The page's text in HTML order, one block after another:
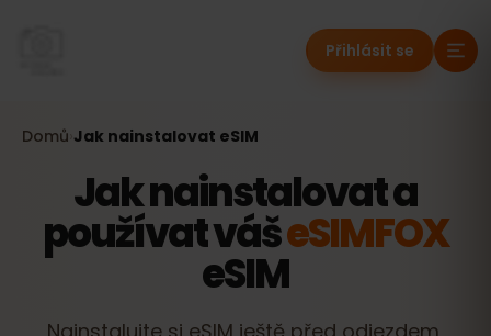
Přihlásit se
Domů Jak nainstalovat eSIM
Jak nainstalovat a
používat vášeSIMFOX
eSIM